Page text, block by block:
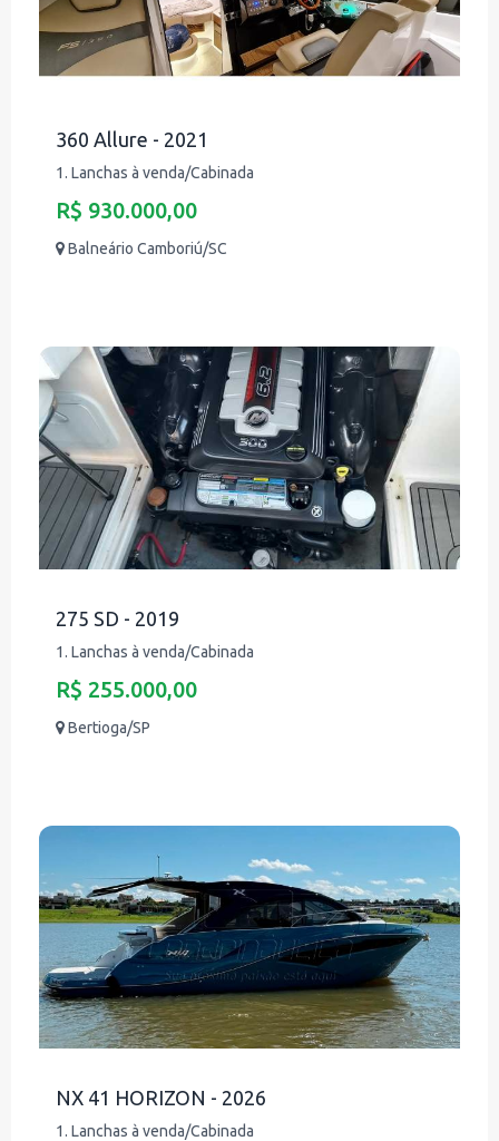
360 Allure - 2021
1. Lanchas à venda/Cabinada
R$ 930.000,00
Balneário Camboriú/SC
275 SD - 2019
1. Lanchas à venda/Cabinada
R$ 255.000,00
Bertioga/SP
NX 41 HORIZON - 2026
1. Lanchas à venda/Cabinada